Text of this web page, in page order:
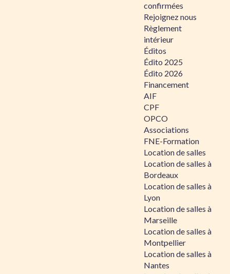
confirmées
Rejoignez nous
Règlement
intérieur
Éditos
Édito 2025
Édito 2026
Financement
AIF
CPF
OPCO
Associations
FNE-Formation
Location de salles
Location de salles à
Bordeaux
Location de salles à
Lyon
Location de salles à
Marseille
Location de salles à
Montpellier
Location de salles à
Nantes